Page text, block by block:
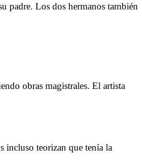
padre. Los dos hermanos también
obras magistrales. El artista
incluso teorizan que tenía la